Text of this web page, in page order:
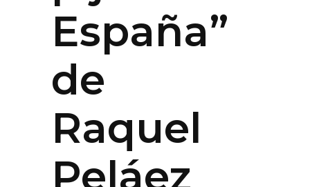
España”
de
Raquel
Peláez